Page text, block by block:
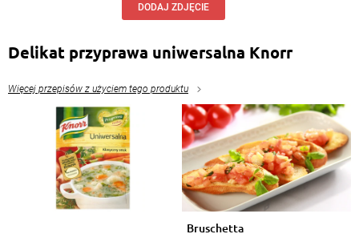
DODAJ ZDJĘCIE
Delikat przyprawa uniwersalna Knorr
Więcej przepisów z użyciem tego produktu
Bruschetta